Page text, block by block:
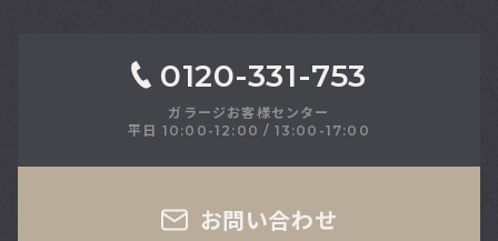
0120-331-753
ガラージお客様センター
平日 10:00-12:00 / 13:00-17:00
お問い合わせ